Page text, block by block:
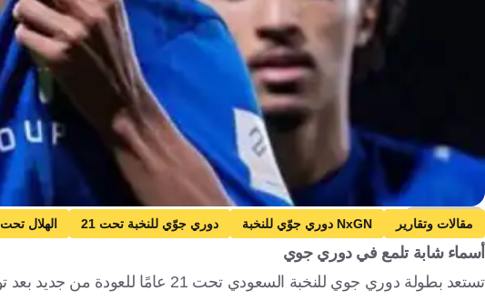
x/Alhilal_YT
مقالات وتقارير NxGN دوري جوّي للنخبة دوري جوّي للنخبة تحت 21 الهلال تحت 21
الأهلي تحت 21
الأخدود تحت 21
أسماء شابة تلمع في دوري جوي